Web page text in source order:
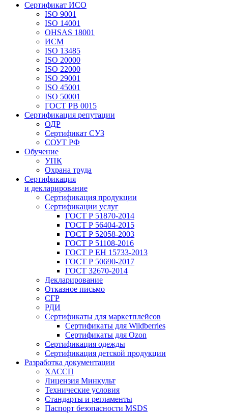
Сертификат ИСО
ISO 9001
ISO 14001
OHSAS 18001
ИСМ
ISO 13485
ISO 20000
ISO 22000
ISO 29001
ISO 45001
ISO 50001
ГОСТ РВ 0015
Сертификация репутации
ОДР
Сертификат СУЗ
СОУТ РФ
Обучение
УПК
Охрана труда
Сертификация
и декларирование
Сертификация продукции
Сертификации услуг
ГОСТ Р 51870-2014
ГОСТ Р 56404-2015
ГОСТ Р 52058-2003
ГОСТ Р 51108-2016
ГОСТ Р ЕН 15733-2013
ГОСТ Р 50690-2017
ГОСТ 32670-2014
Декларирование
Отказное письмо
СГР
РДИ
Сертификаты для маркетплейсов
Сертификаты для Wildberries
Сертификаты для Ozon
Сертификация одежды
Сертификация детской продукции
Разработка документации
ХАССП
Лицензия Минкульт
Технические условия
Стандарты и регламенты
Паспорт безопасности MSDS